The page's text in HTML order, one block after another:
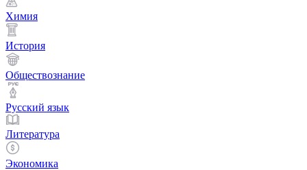
Химия
История
Обществознание
Русский язык
Литература
Экономика